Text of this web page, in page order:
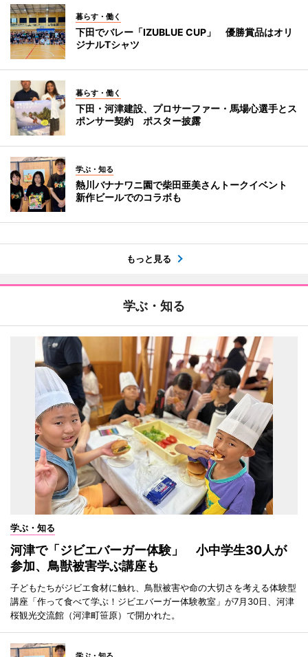
暮らす・働く
下田でバレー「IZUBLUE CUP」 優勝賞品はオリ
ジナルTシャツ
暮らす・働く
下田・河津建設、プロサーファー・馬場心選手とス
ポンサー契約 ポスター披露
学ぶ・知る
熱川バナナワニ園で柴田亜美さんトークイベント
新作ビールでのコラボも
もっと見る
学ぶ・知る
学ぶ・知る
河津で「ジビエバーガー体験」 小中学生30人が
参加、鳥獣被害学ぶ講座も
子どもたちがジビエ食材に触れ、鳥獣被害や命の大切さを考える体験型
講座「作って食べて学ぶ！ジビエバーガー体験教室」が7月30日、河津
桜観光交流館（河津町笹原）で開かれた。